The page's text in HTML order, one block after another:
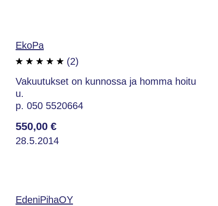
EkoPa
(2)
Vakuutukset on kunnossa ja homma hoitu
u.
p. 050 5520664
550,00 €
28.5.2014
EdeniPihaOY